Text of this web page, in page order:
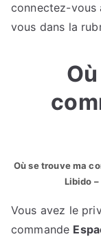
connectez-vous
vous dans la
Où se trouve ma
Libido
Vous avez le
commande